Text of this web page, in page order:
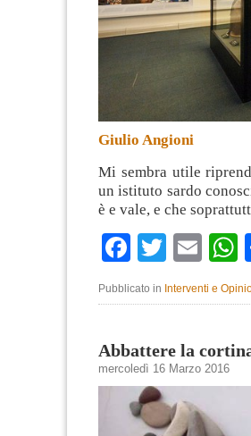
Giulio Angioni
Mi sembra utile
un istituto sardo
è e vale, e che
Facebook
Twitter
Pubblicato in Interventi e
Abbattere la
mercoledì 16 Marzo 2016